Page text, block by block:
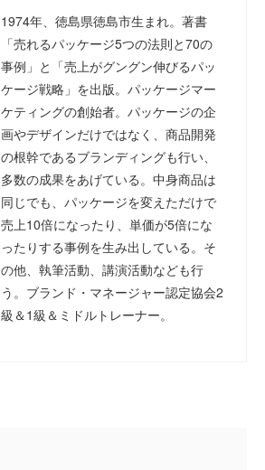
1974年、徳島県徳島市生まれ。著書
「売れるパッケージ5つの法則と70の
事例」と「売上がグングン伸びるパッ
ケージ戦略」を出版。パッケージマー
ケティングの創始者。パッケージの企
画やデザインだけではなく、商品開発
の根幹であるブランディングも行い、
多数の成果をあげている。中身商品は
同じでも、パッケージを変えただけで
売上10倍になったり、単価が5倍にな
ったりする事例を生み出している。そ
の他、執筆活動、講演活動なども行
う。ブランド・マネージャー認定協会2
級＆1級＆ミドルトレーナー。